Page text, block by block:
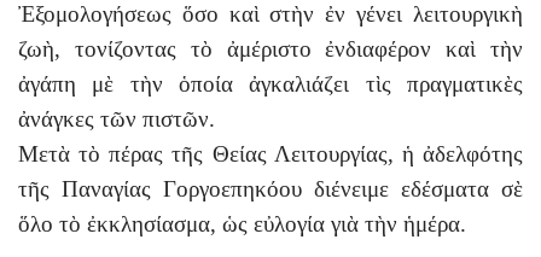
Ἐξομολογήσεως ὅσο καὶ στὴν ἐν γένει λειτουργικὴ
ζωὴ, τονίζοντας τὸ ἀμέριστο ἐνδιαφέρον καὶ τὴν
ἀγάπη μὲ τὴν ὁποία ἀγκαλιάζει τὶς πραγματικὲς
ἀνάγκες τῶν πιστῶν.
Μετὰ τὸ πέρας τῆς Θείας Λειτουργίας, ἡ ἀδελφότης
τῆς Παναγίας Γοργοεπηκόου διένειμε εδέσματα σὲ
ὅλο τὸ ἐκκλησίασμα, ὡς εὐλογία γιὰ τὴν ἡμέρα.